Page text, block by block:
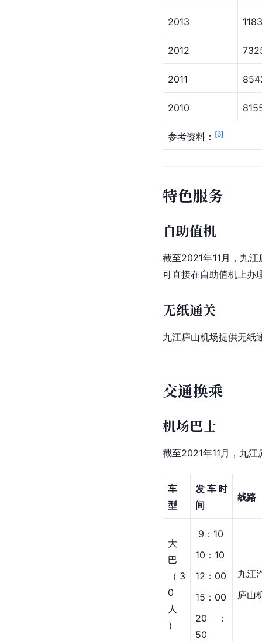
2013
2012
2011
2010
参考资料： [6]
特色服务
自助值机
截至2021年11月，九
可直接在自助值机上办
无纸通关
九江庐山机场提供无纸
交通换乘
机场巴士
截至2021年11月，九
车
型
发车时
间
线路
大
巴
（3
0
人
）
9：10
10：10
12：00
15：00
20：
50
九江
庐山